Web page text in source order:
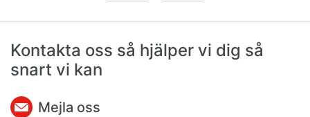
Kontakta oss så hjälper vi dig så
snart vi kan
Mejla oss